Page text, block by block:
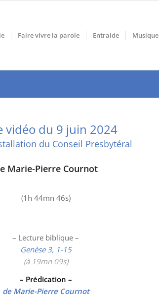
Faire vivre la parole Entraide Musique
vidéo du 9 juin 2024
du Conseil Presbytéral
Marie-Pierre Cournot
(1h 44mn 46s)
– Lecture biblique –
Genèse 3, 1-15
(à 19mn 09s)
– Prédication –
de Marie-Pierre Cournot